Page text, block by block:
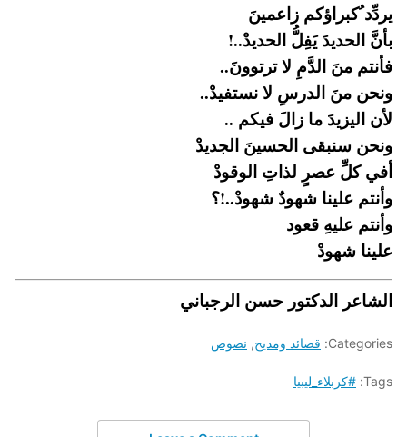
يردِّد ُكبراؤكم زاعمينَ
بأنَّ الحديدَ يَفِلُّ الحديدْ..!
فأنتم منَ الدَّمِ لا ترتوونَ..
ونحن منَ الدرسِ لا نستفيدْ..
لأن اليزيدَ ما زالَ فيكم ..
ونحن سنبقى الحسينَ الجديدْ
أفي كلِّ عصرٍ لذاتِ الوقودْ
وأنتم علينا شهودٌ شهودْ..!؟
وأنتم عليهِ قعود
علينا شهودْ
الشاعر الدكتور حسن الرجباني
Categories: قصائد ومديح, نصوص
Tags: #كربلاء_ليبيا